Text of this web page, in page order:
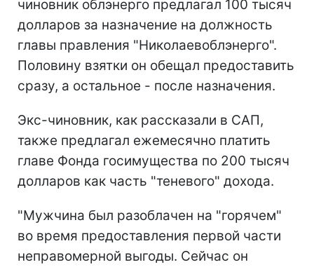
чиновник облэнерго предлагал 100 тысяч
долларов за назначение на должность
главы правления "Николаевоблэнерго".
Половину взятки он обещал предоставить
сразу, а остальное - после назначения.
Экс-чиновник, как рассказали в САП,
также предлагал ежемесячно платить
главе Фонда госимущества по 200 тысяч
долларов как часть "теневого" дохода.
"Мужчина был разоблачен на "горячем"
во время предоставления первой части
неправомерной выгоды. Сейчас он